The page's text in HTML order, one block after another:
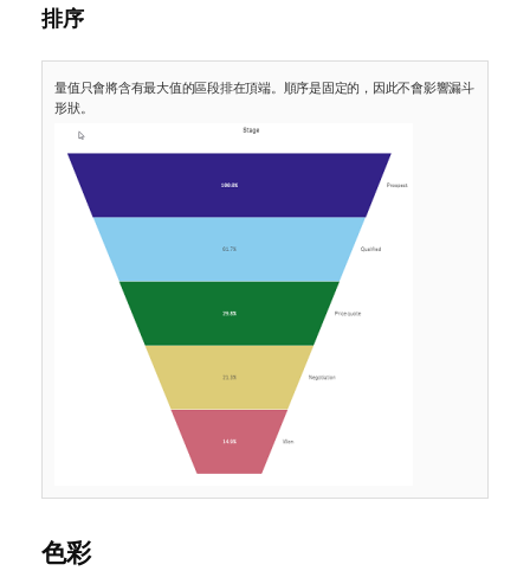
排序
量值只會將含有最大值的區段排在頂端。順序是固定的，因此不會影響漏斗
形狀。
色彩